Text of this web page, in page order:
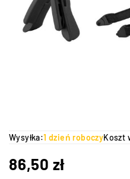
Wysyłka:1 dzień roboczyKoszt
86,50 zł